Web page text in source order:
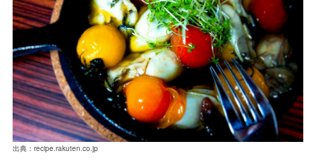
出典：recipe.rakuten.co.jp